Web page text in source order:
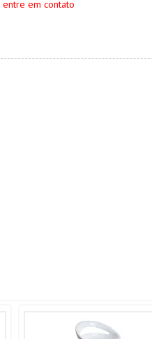
entre em contato